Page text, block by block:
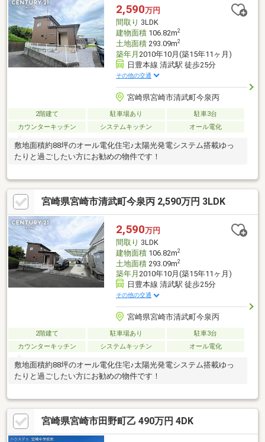
2,590万円
間取り 3LDK
建物面積106.82m2
土地面積293.09m2
築年月 2010年10月(築15年11ヶ月)
日豊本線 清武駅 徒歩25分
その他の交通
宮崎県宮崎市清武町今泉丙
2階建て 駐車場あり
駐車3台
カウンターキッチン
システムキッチン オール電化
敷地面積約88坪のオール電化住宅♪太陽光発電システム搭載ゆっ
たりと過ごしたい方にお勧めの物件です！
宮崎県宮崎市清武町今泉丙 2,590万円 3LDK
2,590万円
間取り 3LDK
建物面積106.82m2
土地面積293.09m2
築年月 2010年10月(築15年11ヶ月)
日豊本線 清武駅 徒歩25分
その他の交通
宮崎県宮崎市清武町今泉丙
2階建て 駐車場あり
駐車3台
カウンターキッチン
システムキッチン オール電化
敷地面積約88坪のオール電化住宅♪太陽光発電システム搭載ゆっ
たりと過ごしたい方にお勧めの物件です！
宮崎県宮崎市田野町乙 490万円 4DK